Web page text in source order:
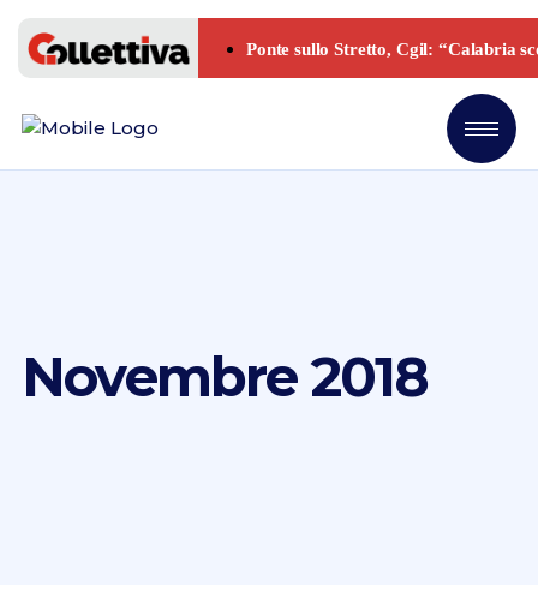
Novembre 2018